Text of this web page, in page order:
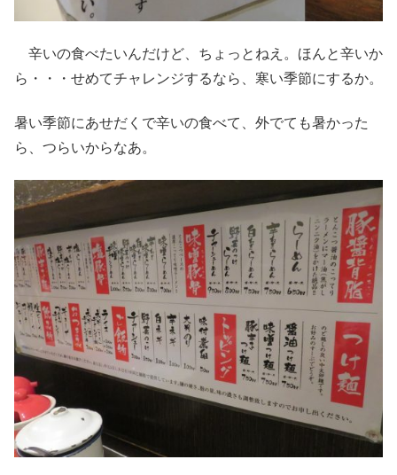
辛いの食べたいんだけど、ちょっとねえ。ほんと辛いか
ら・・・せめてチャレンジするなら、寒い季節にするか。
暑い季節にあせだくで辛いの食べて、外でても暑かった
ら、つらいからなあ。